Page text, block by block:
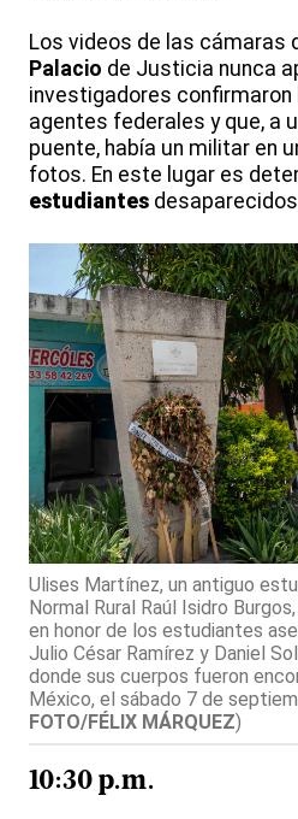
Los videos de las cámaras
Palacio de Justicia nunca
investigadores
agentes federales y que, a
puente, había un militar en
fotos. En este lugar es
estudiantes
Ulises Martínez, un antiguo
Normal Rural Raúl Isidro
en honor de los estudiantes
Julio César Ramírez y Daniel
donde sus cuerpos fueron
México, el sábado 7 de
FOTO/FÉLIX MÁRQUEZ)
10:30 p.m.